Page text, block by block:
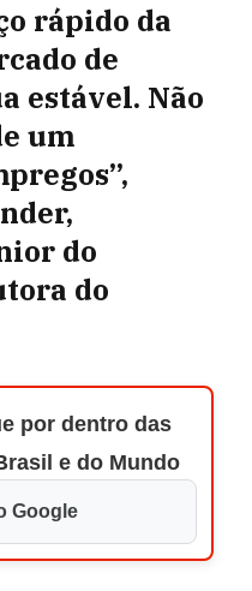
rápido da
de
estável. Não
um
do
do
por dentro das
e do Mundo
Google